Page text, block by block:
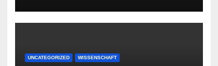
UNCATEGORIZED WISSENSCHAFT